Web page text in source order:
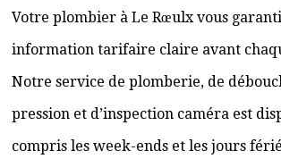
Votre plombier à Le Rœulx vous
information tarifaire claire avant
Notre service de plomberie, de
pression et d’inspection caméra est
compris les week-ends et les jours